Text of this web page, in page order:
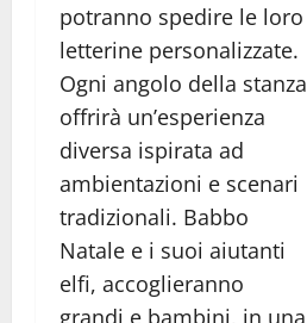
potranno spedire le loro
letterine personalizzate.
Ogni angolo della stanza
offrirà un’esperienza
diversa ispirata ad
ambientazioni e scenari
tradizionali. Babbo
Natale e i suoi aiutanti
elfi, accoglieranno
grandi e bambini, in una